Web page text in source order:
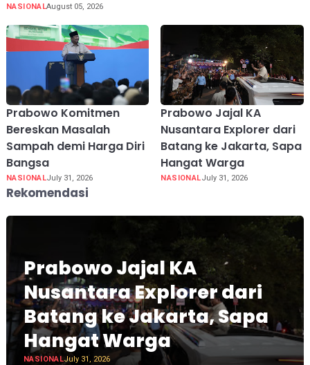
NASIONALAugust 05, 2026
Prabowo Komitmen
Bereskan Masalah
Sampah demi Harga Diri
Bangsa
NASIONALJuly 31, 2026
Prabowo Jajal KA
Nusantara Explorer dari
Batang ke Jakarta, Sapa
Hangat Warga
NASIONALJuly 31, 2026
Rekomendasi
Prabowo Jajal KA
Nusantara Explorer dari
Batang ke Jakarta, Sapa
Hangat Warga
NASIONALJuly 31, 2026